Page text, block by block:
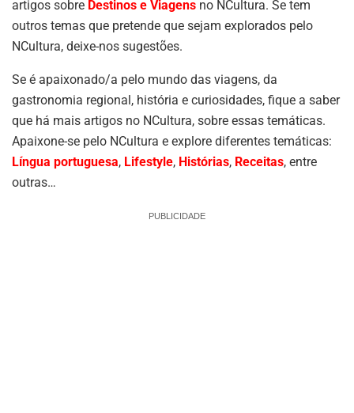
artigos sobre Destinos e Viagens no NCultura. Se tem
outros temas que pretende que sejam explorados pelo
NCultura, deixe-nos sugestões.
Se é apaixonado/a pelo mundo das viagens, da
gastronomia regional, história e curiosidades, fique a saber
que há mais artigos no NCultura, sobre essas temáticas.
Apaixone-se pelo NCultura e explore diferentes temáticas:
Língua portuguesa, Lifestyle, Histórias, Receitas, entre
outras…
PUBLICIDADE